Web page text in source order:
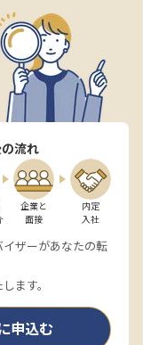
流れ
企業と
面接
内定
入社
ザーがあなたの転
ます。
申込む